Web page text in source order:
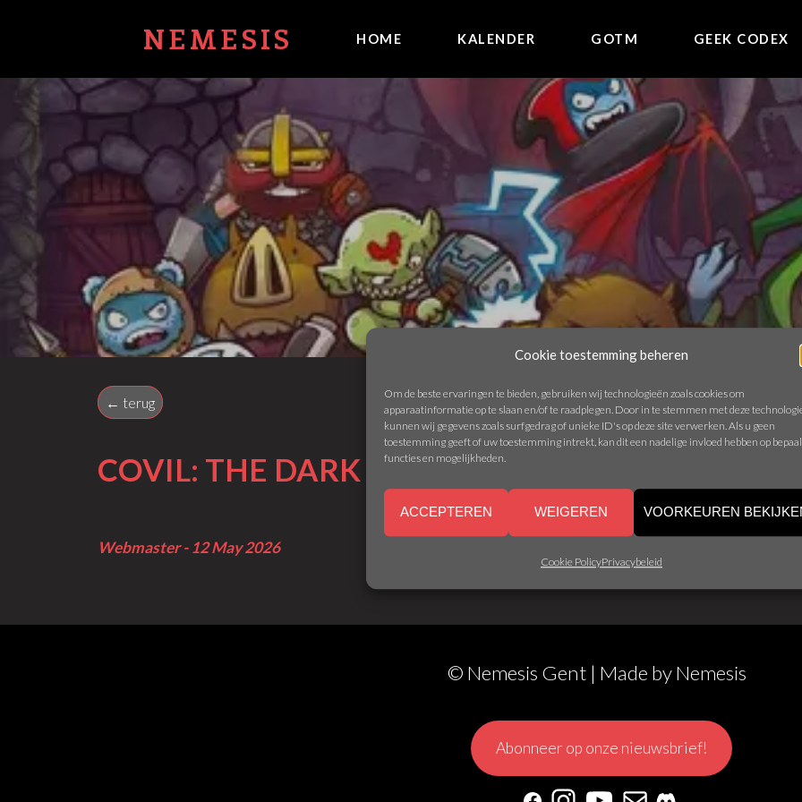
Cookie toestemming beheren
Om de beste ervaringen te bieden, gebruiken wij technologieën zoals cookies om
apparaatinformatie op te slaan en/of te raadplegen. Door in te stemmen met deze
kunnen wij gegevens zoals surfgedrag of unieke ID's op deze site verwerken. Als u geen
toestemming geeft of uw toestemming intrekt, kan dit een nadelige invloed hebben op
functies en mogelijkheden.
ACCEPTEREN WEIGEREN VOORKEUREN
Cookie PolicyPrivacybeleid
NEMESIS HOME KALENDER GOTM GEEK CODEX
← terug
COVIL: THE DARK OVERLORDS
Webmaster - 12 May 2026
© Nemesis Gent | Made byNemesis
Abonneer op onze nieuwsbrief!